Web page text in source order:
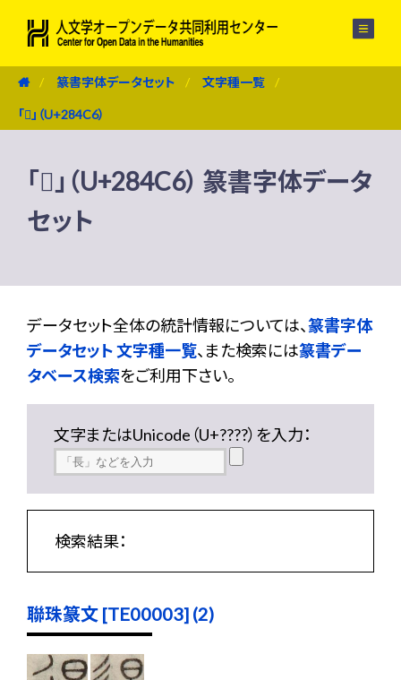
篆書字体データセット 文字種一覧
「𨓆」（U+284C6）
「𨓆」（U+284C6） 篆書字体データ
セット
データセット全体の統計情報については、篆書字体
データセット 文字種一覧、また検索には篆書デー
タベース検索をご利用下さい。
文字またはUnicode（U+????）を入力：
検索結果：
聯珠篆文 [TE00003] (2)